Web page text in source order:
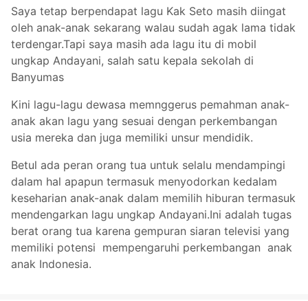
Saya tetap berpendapat lagu Kak Seto masih diingat
oleh anak-anak sekarang walau sudah agak lama tidak
terdengar.Tapi saya masih ada lagu itu di mobil
ungkap Andayani, salah satu kepala sekolah di
Banyumas
Kini lagu-lagu dewasa memnggerus pemahman anak-
anak akan lagu yang sesuai dengan perkembangan
usia mereka dan juga memiliki unsur mendidik.
Betul ada peran orang tua untuk selalu mendampingi
dalam hal apapun termasuk menyodorkan kedalam
keseharian anak-anak dalam memilih hiburan termasuk
mendengarkan lagu ungkap Andayani.Ini adalah tugas
berat orang tua karena gempuran siaran televisi yang
memiliki potensi mempengaruhi perkembangan anak
anak Indonesia.